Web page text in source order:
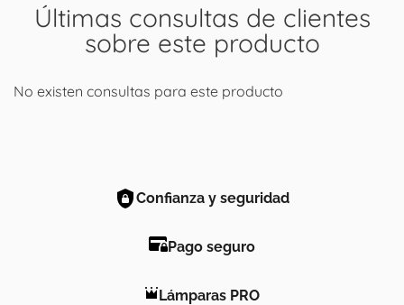
Últimas consultas de clientes
sobre este producto
No existen consultas para este producto
Confianza y seguridad
Pago seguro
Lámparas PRO